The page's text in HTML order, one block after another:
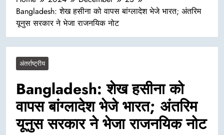
Bangladesh: शेख हसीना को वापस बांग्लादेश भेजे भारत; अंतरिम
यूनुस सरकार ने भेजा राजनयिक नोट
अंतर्राष्ट्रीय
Bangladesh: शेख हसीना को
वापस बांग्लादेश भेजे भारत; अंतरिम
यूनुस सरकार ने भेजा राजनयिक नोट